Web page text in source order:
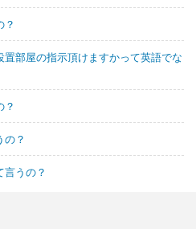
？
部屋の指示頂けますかって英語でな
？
の？
うの？